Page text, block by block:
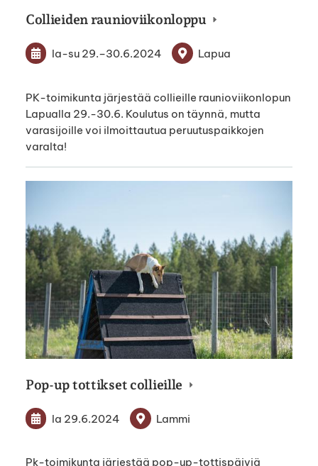
Collieiden raunioviikonloppu
la-su 29.–30.6.2024 Lapua
PK-toimikunta järjestää collieille raunioviikonlopun
Lapualla 29.-30.6. Koulutus on täynnä, mutta
varasijoille voi ilmoittautua peruutuspaikkojen
varalta!
Pop-up tottikset collieille
la 29.6.2024 Lammi
Pk-toimikunta järjestää pop-up-tottispäiviä